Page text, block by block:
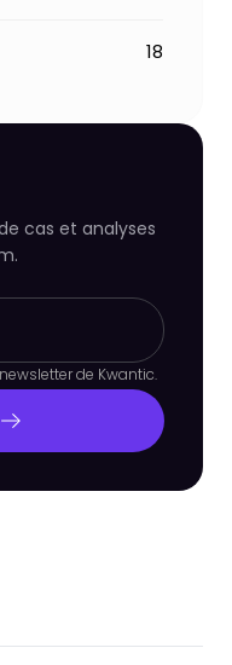
18
cas et analyses
de Kwantic.